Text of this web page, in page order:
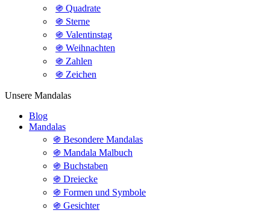
֍ Quadrate
֍ Sterne
֍ Valentinstag
֍ Weihnachten
֍ Zahlen
֍ Zeichen
Unsere Mandalas
Blog
Mandalas
֍ Besondere Mandalas
֍ Mandala Malbuch
֍ Buchstaben
֍ Dreiecke
֍ Formen und Symbole
֍ Gesichter